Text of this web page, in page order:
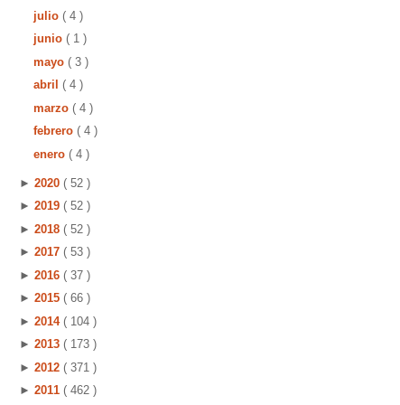
julio ( 4 )
junio ( 1 )
mayo ( 3 )
abril ( 4 )
marzo ( 4 )
febrero ( 4 )
enero ( 4 )
► 2020 ( 52 )
► 2019 ( 52 )
► 2018 ( 52 )
► 2017 ( 53 )
► 2016 ( 37 )
► 2015 ( 66 )
► 2014 ( 104 )
► 2013 ( 173 )
► 2012 ( 371 )
► 2011 ( 462 )